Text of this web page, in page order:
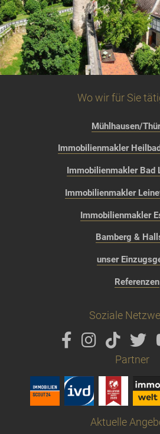
Wo wir für Sie
Mühlhausen/
Immobilienmakler
Immobilienmakler Bad
Immobilienmakler
Immobilienmakler
Bamberg &
unser
Referenzen
Soziale
Partner
Aktuelle